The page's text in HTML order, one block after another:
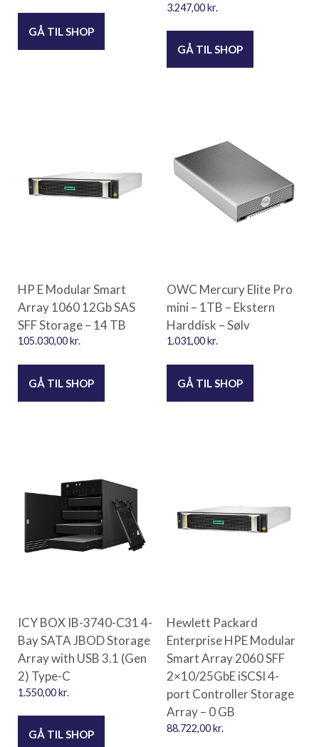
GÅ TIL SHOP
3.247,00kr.
GÅ TIL SHOP
HP E Modular Smart
Array 1060 12Gb SAS
SFF Storage – 14 TB
105.030,00 kr.
GÅ TIL SHOP
OWC Mercury Elite Pro
mini – 1TB – Ekstern
Harddisk – Sølv
1.031,00 kr.
GÅ TIL SHOP
ICY BOX IB-3740-C31 4-
Bay SATA JBOD Storage
Array with USB 3.1 (Gen
2) Type-C
1.550,00kr.
GÅ TIL SHOP
Hewlett Packard
Enterprise HPE Modular
Smart Array 2060 SFF
2×10/25GbE iSCSI 4-
port Controller Storage
Array – 0 GB
88.722,00kr.